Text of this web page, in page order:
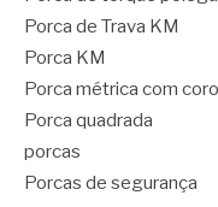
Porca de Trava KM
Porca KM
Porca métrica com
Porca quadrada
porcas
Porcas de segurança